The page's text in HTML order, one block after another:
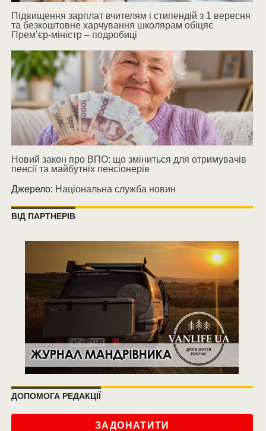
Підвищення зарплат вчителям і стипендій з 1 вересня
та безкоштовне харчування школярам обіцяє
Прем’єр-міністр – подробиці
Новий закон про ВПО: що зміниться для отримувачів
пенсії та майбутніх пенсіонерів
Джерело: Національна служба новин
ВІД ПАРТНЕРІВ
ДОПОМОГА РЕДАКЦІЇ
ЗАДОНАТИТИ